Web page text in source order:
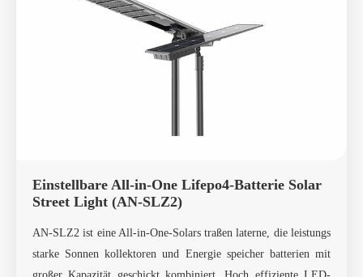
Einstellbare All-in-One Lifepo4-Batterie Solar
Street Light (AN-SLZ2)
AN-SLZ2 ist eine All-in-One-Solars traßen laterne, die leistungs
starke Sonnen kollektoren und Energie speicher batterien mit